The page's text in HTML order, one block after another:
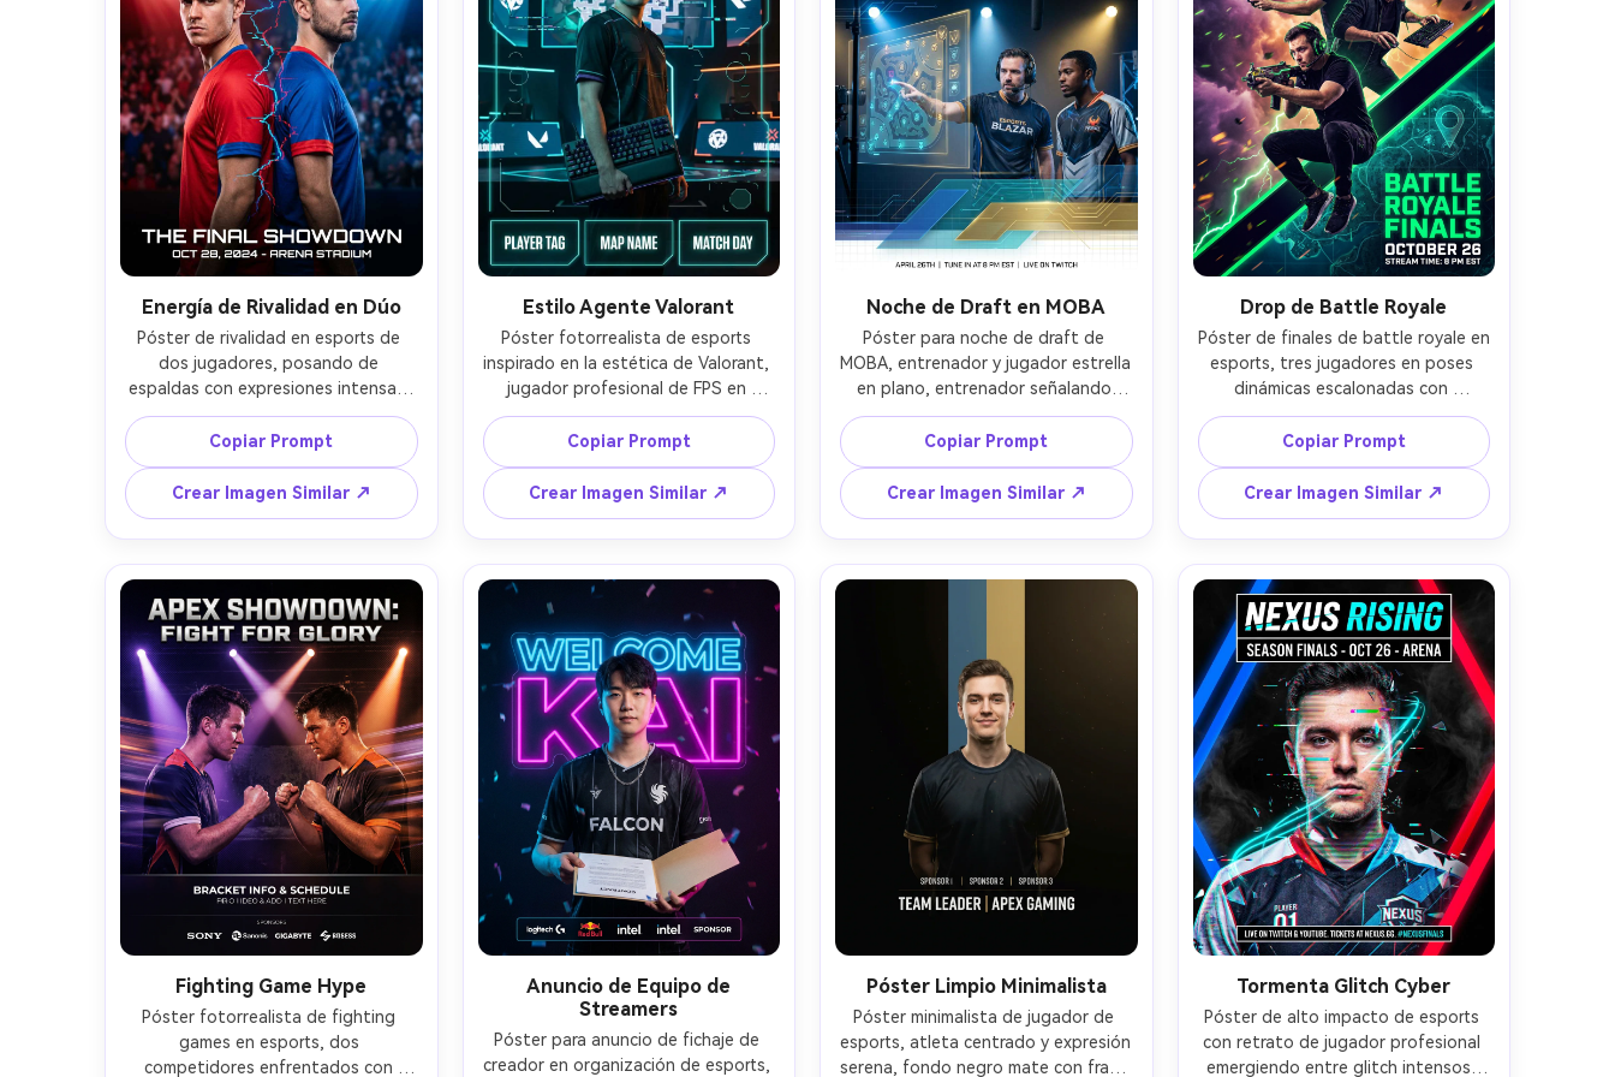
ultrarrealista, color de alto
contraste y diseño profesional de
póster de esports, sin marca de
agua --ar 4:5
70mm, iluminación de estudio,
rostros fotorrealistas, bordes
nítidos, diseño gráfico de esports
premium --ar 4:5
gradación cinematográfica,
disposición lista para torneo
profesional --ar 4:5
Energía de Rivalidad en Dúo
Póster de rivalidad en esports de
dos jugadores, posando de
espaldas con expresiones intensas,
colores de equipos en contraste
(rojo vs azul) dividiendo el fondo,
rayos glitch como relámpagos entre
ambos, bokeh de público y focos de
estadio, espacio limpio para título
del partido y fecha, fotografiado
con Canon R3 85mm f/1.4, contraste
fotorrealista, detalle nítido de
camiseta, composición profesional
de póster de evento --ar 4:5
Copiar Prompt
Crear Imagen Similar ↗
Estilo Agente Valorant
Póster fotorrealista de esports
inspirado en la estética de Valorant,
jugador profesional de FPS en
camiseta táctica con detalles de
neón, sosteniendo reposa-muñecas
de teclado como accesorio,
contornos de neón azul, acentos
glitch tipo UI, HUD mínimo, espacio
limpio para etiqueta de jugador y
nombre de mapa, fotografiado con
Sony A7R V 35mm f/1.8, luz de
estudio más geles de color, enfoque
nítido, diseño de póster gráfico
premium, iluminación
cinematográfica suave --ar 4:5
Copiar Prompt
Crear Imagen Similar ↗
Noche de Draft en MOBA
Póster para noche de draft de
MOBA, entrenador y jugador estrella
en plano, entrenador señalando
pizarra de estrategia transparente,
iluminación azul fría con reflejos
dorados, formas de infografía en
capas, fondo de cuadrícula sutil,
espacio para el título del evento
arriba, fotografiado con Nikon Z9
50mm, luz de estudio, caras
creativa profesional de esports --ar
4:5
Copiar Prompt
Crear Imagen Similar ↗
Drop de Battle Royale
Póster de finales de battle royale en
esports, tres jugadores en poses
dinámicas escalonadas con
auriculares, expresiones intensas,
humo tormentoso y partículas,
acentos neón verde, textura de
mapa aéreo sutil de fondo, marco
diagonal con espacio limpio para
fecha y hora de stream,
fotografiado con Canon R5 50mm
f/1.2, luz de contorno dramática,
detalle ultrarrealista, gradación de
color de alta energía --ar 4:5
Copiar Prompt
Crear Imagen Similar ↗
Fighting Game Hype
Póster fotorrealista de fighting
games en esports, dos
competidores enfrentados con
Anuncio de Equipo de
Streamers
Póster para anuncio de fichaje de
creador en organización de esports,
Póster Limpio Minimalista
Póster minimalista de jugador de
esports, atleta centrado y expresión
serena, fondo negro mate con franja
Tormenta Glitch Cyber
Póster de alto impacto de esports
con retrato de jugador profesional
emergiendo entre glitch intensos,